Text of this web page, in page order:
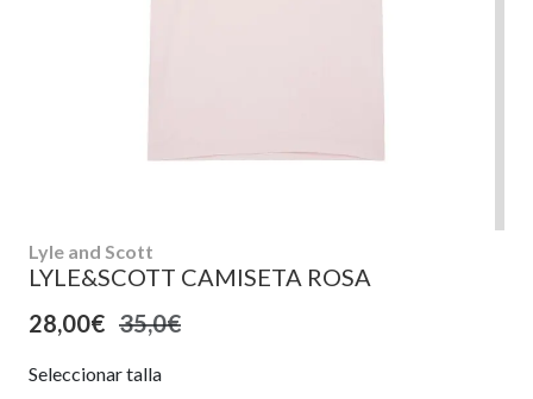
Lyle and Scott
LYLE&SCOTT CAMISETA ROSA
28,00€ 35,0€
Seleccionar talla